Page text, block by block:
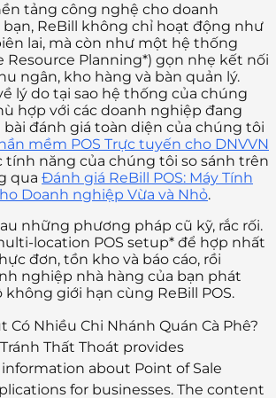
tảng công nghệ cho doanh
bạn, ReBill không chỉ hoạt động như
lai, mà còn như một hệ thống
Resource Planning*) gọn nhẹ kết nối
ngân, kho hàng và bàn quản lý.
lý do tại sao hệ thống của chúng
hợp với các doanh nghiệp đang
đánh giá toàn diện của chúng tôi
mềm POS Trực tuyến cho DNVVN
tính năng của chúng tôi so sánh trên
qua Đánh giá ReBill POS: Máy Tính
Doanh nghiệp Vừa và Nhỏ.
những phương pháp cũ kỹ, rắc rối.
location POS setup* để hợp nhất
đơn, tồn kho và báo cáo, rồi
nghiệp nhà hàng của bạn phát
giới hạn cùng ReBill POS.
Có Nhiều Chi Nhánh Quán Cà Phê?
Thất Thoát provides
about Point of Sale
for businesses. The content